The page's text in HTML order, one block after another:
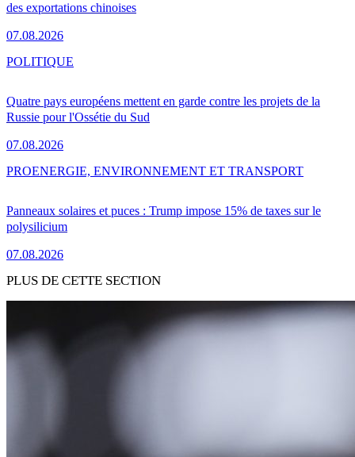
des exportations chinoises
07.08.2026
Quatre pays européens mettent en garde contre les projets de la
Russie pour l'Ossétie du Sud
07.08.2026
POLITIQUE
Panneaux solaires et puces : Trump impose 15% de taxes sur le
polysilicium
07.08.2026
PROENERGIE, ENVIRONNEMENT ET TRANSPORT
PLUS DE CETTE SECTION